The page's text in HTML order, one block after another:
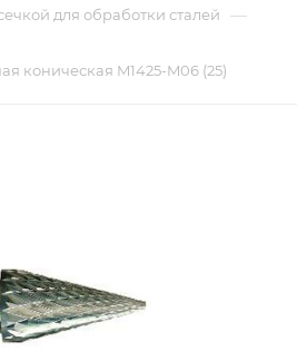
для обработки сталей —
коническая M1425-M06 (25)